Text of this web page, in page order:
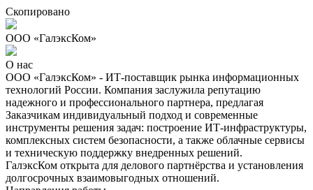
Скопировано
ООО «ГалэксКом»
О нас
ООО «ГалэксКом» - ИТ-поставщик рынка информационных
технологий России. Компания заслужила репутацию
надежного и профессионального партнера, предлагая
Заказчикам индивидуальный подход и современные
инструменты решения задач: построение ИТ-инфраструктуры,
комплексных систем безопасности, а также облачные сервисы
и техническую поддержку внедренных решений.
ГалэксКом открыта для делового партнёрства и установления
долгосрочных взаимовыгодных отношений.